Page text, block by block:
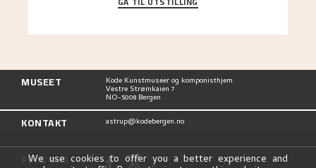
utstillinger, fra debuten i 1900 og frem til i dag.
MUSEET Kode Kunstmuseer og komponisthjem
Vestre Strømkaien 7
NO-5008 Bergen
KONTAKT astrup@kodebergen.no
FØLG OSS
We use cookies to offer you a better experience and